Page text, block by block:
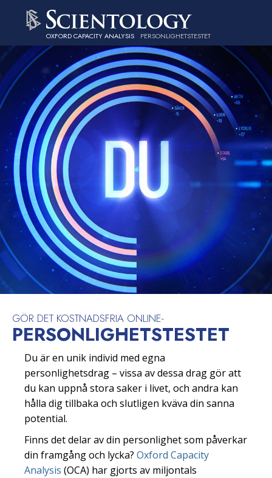
OXFORD CAPACITY ANALYSIS PERSONLIGHETSTESTET
GÖR DET KOSTNADSFRIA ONLINE-
PERSONLIGHETS­TESTET
Du är en unik individ med egna
personlighetsdrag – vissa av dessa drag gör att
du kan uppnå stora saker i livet, och andra kan
hålla dig tillbaka och slutligen kväva din sanna
potential.
Finns det delar av din personlighet som påverkar
din framgång och lycka? Oxford Capacity
Analysis (OCA) har gjorts av miljontals